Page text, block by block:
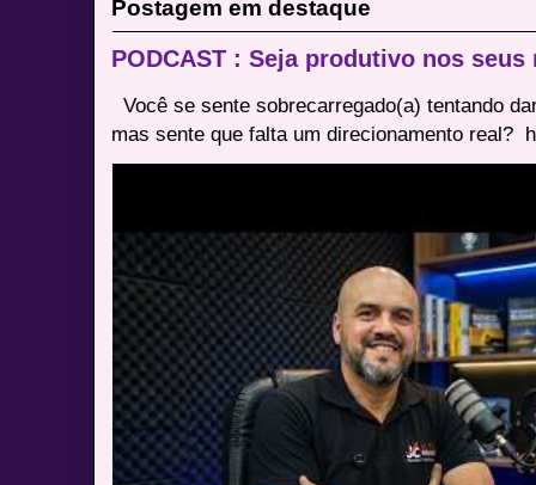
Postagem em destaque
PODCAST : Seja produtivo nos seus
Você se sente sobrecarregado(a) tentando
mas sente que falta um direcionamento real?